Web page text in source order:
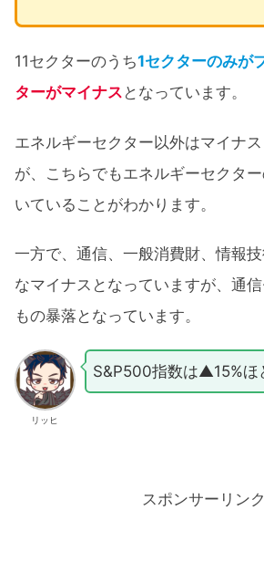
11セクターのうち1セクターのみが
ターがマイナス となっています。
エネルギーセクター以外はマイナ
が、こちらでもエネルギーセクタ
いていることがわかります。
一方で、通信、一般消費財、情報
なマイナスとなっていますが、通
もの暴落となっています。
リッヒ
S&P500指数は▲15%ほ
スポンサーリンク